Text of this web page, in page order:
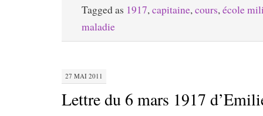
Tagged as 1917,capitaine,cours,école
maladie
27 MAI 2011
Lettre du 6 mars 1917